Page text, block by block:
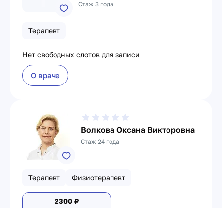
Стаж 3 года
Терапевт
Нет свободных слотов для записи
О враче
Волкова Оксана Викторовна
Стаж 24 года
Терапевт Физиотерапевт
2300 ₽